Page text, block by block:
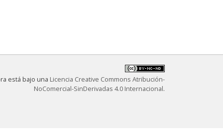
está bajo una Licencia Creative Commons Atribución-
NoComercial-SinDerivadas 4.0 Internacional.